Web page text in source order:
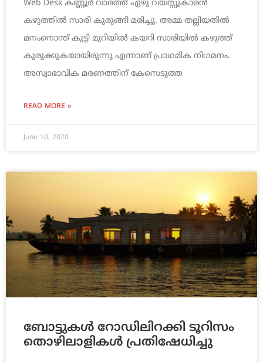
Web Desk കണ്ണൂര്‍ വാരത്ത് ഏഴു വയസ്സുകാരന്‍
കഴുത്തില്‍ സാരി കുരുങ്ങി മരിച്ചു. അമ്മ തല്ലിയതില്‍
മനംനൊന്ത് കുട്ടി മുറിയില്‍ കയറി സാരിയില്‍ കഴുത്ത്
കുരുക്കുകയായിരുന്നു എന്നാണ് പ്രാഥമിക നി​ഗമനം.
അസ്വാഭാവിക മരണത്തിന് കേസെടുത്ത
READ MORE »
June 10, 2020
ബോട്ടുകൾ റോഡിലിറക്കി ടൂറിസം
തൊഴിലാളികൾ പ്രതിഷേധിച്ചു